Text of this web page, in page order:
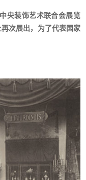
央装饰艺术联合会展览
次展出，为了代表国家